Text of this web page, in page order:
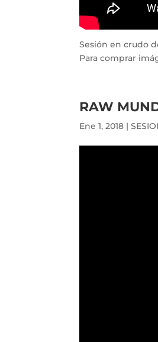
Sesión en crudo
Para comprar
RAW
Ene 1, 2018 |